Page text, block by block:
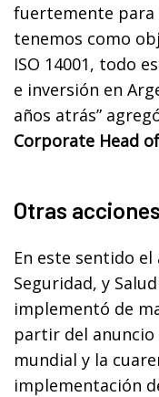
fuertemente para
tenemos como
ISO 14001, todo
e inversión en
años atrás”
Corporate Head
Otras acciones
En este sentido
Seguridad, y
implementó de
partir del anuncio
mundial y la
implementación